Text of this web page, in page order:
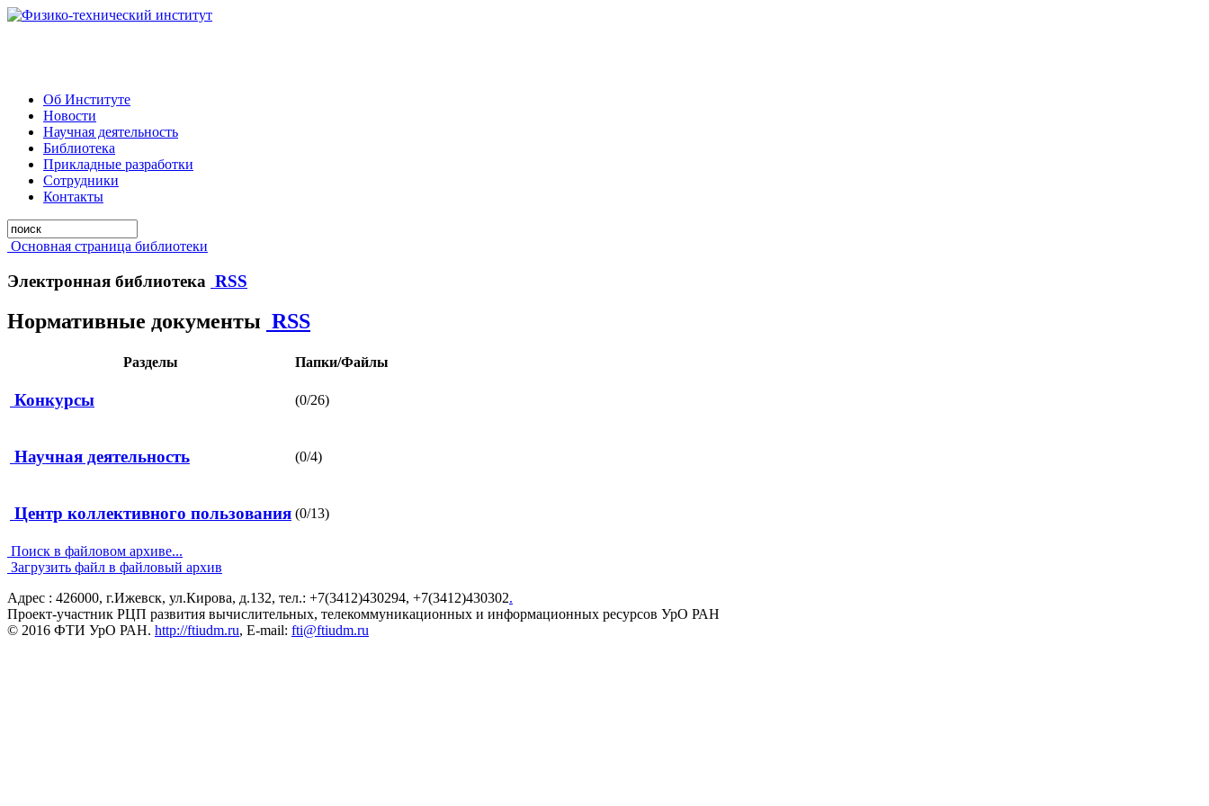
Об Институте
Новости
Научная деятельность
Библиотека
Прикладные разработки
Сотрудники
Контакты
Основная страница библиотеки
Электронная библиотека RSS
Нормативные документы RSS
Разделы Папки/Файлы
Конкурсы (0/26)
Научная деятельность (0/4)
Центр коллективного пользования (0/13)
Поиск в файловом архиве...
Загрузить файл в файловый архив
Адрес : 426000, г.Ижевск, ул.Кирова, д.132, тел.: +7(3412)430294, +7(3412)430302.
Проект-участник РЦП развития вычислительных, телекоммуникационных и информационных ресурсов УрО РАН
© 2016 ФТИ УрО РАН. http://ftiudm.ru, E-mail: fti@ftiudm.ru